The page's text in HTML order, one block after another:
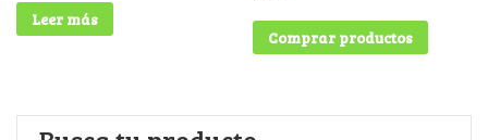
Leer más
Comprar productos